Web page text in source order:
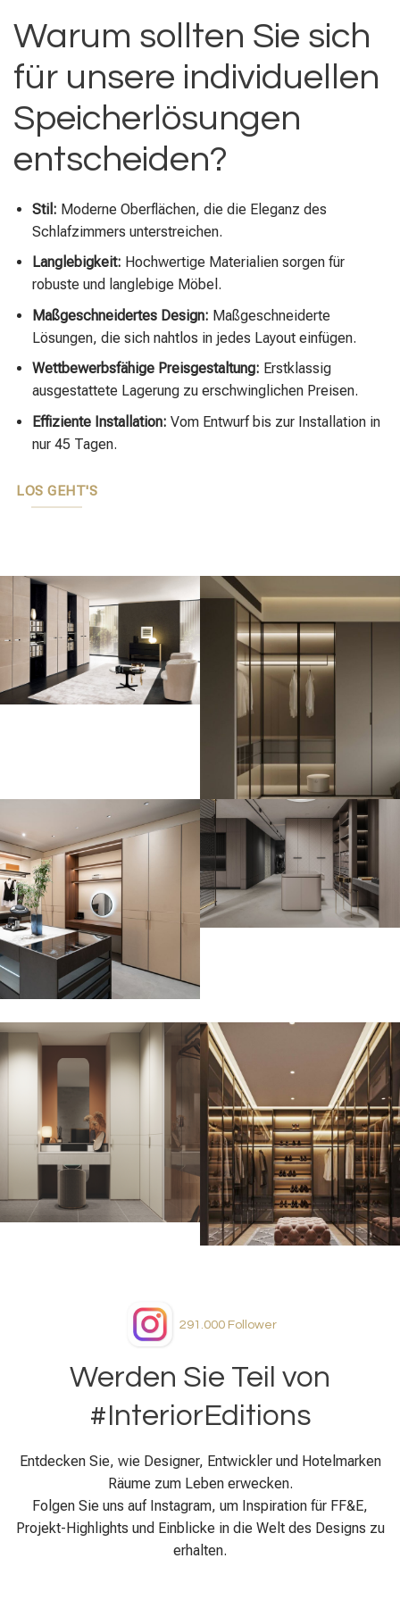
Warum sollten Sie sich
für unsere individuellen
Speicherlösungen
entscheiden?
Stil: Moderne Oberflächen, die die Eleganz des
Schlafzimmers unterstreichen.
Langlebigkeit: Hochwertige Materialien sorgen für
robuste und langlebige Möbel.
Maßgeschneidertes Design: Maßgeschneiderte
Lösungen, die sich nahtlos in jedes Layout einfügen.
Wettbewerbsfähige Preisgestaltung: Erstklassig
ausgestattete Lagerung zu erschwinglichen Preisen.
Effiziente Installation: Vom Entwurf bis zur Installation in
nur 45 Tagen.
LOS GEHT'S
291.000Follower
Werden Sie Teil von
#InteriorEditions
Entdecken Sie, wie Designer, Entwickler und Hotelmarken
Räume zum Leben erwecken.
Folgen Sie uns auf Instagram, um Inspiration für FF&E,
Projekt-Highlights und Einblicke in die Welt des Designs zu
erhalten.